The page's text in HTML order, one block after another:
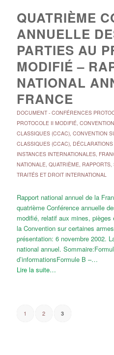
QUATRIÈME
ANNUELLE
PARTIES AU
MODIFIÉ –
NATIONAL
FRANCE
DOCUMENT- CONFÉRENCES
PROTOCOLE II MODIFIÉ,
CLASSIQUES (CCAC), CONVENTION
CLASSIQUES (CCAC),
INSTANCES INTERNATIONALES,
NATIONALE, QUATRIÈME, RAPPORTS,
TRAITÉS ET DROIT INTERNATIONAL
Rapport national annuel de la
quatrième Conférence annuelle
modifié, relatif aux mines,
la Convention sur certaines
présentation: 6 novembre 2002.
national annuel.
d’informationsFormule B –…
Lire la suite…
1 2 3